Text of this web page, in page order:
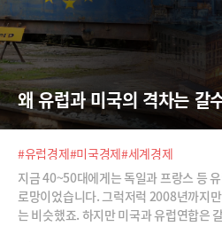
왜 유럽과 미국의 격차는 갈
#유럽경제#미국경제#세계경제
지금 40~50대에게는 독일과 프랑스 등
로망이었습니다. 그럭저럭 2008년까지
는 비슷했죠. 하지만 미국과 유럽연합은